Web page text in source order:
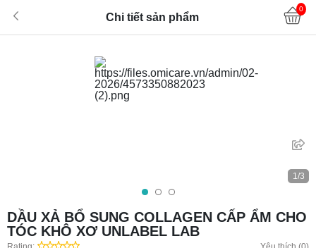
Chi tiết sản phẩm
0
1/3
DẦU XẢ BỔ SUNG COLLAGEN CẤP ẨM CHO
TÓC KHÔ XƠ UNLABEL LAB